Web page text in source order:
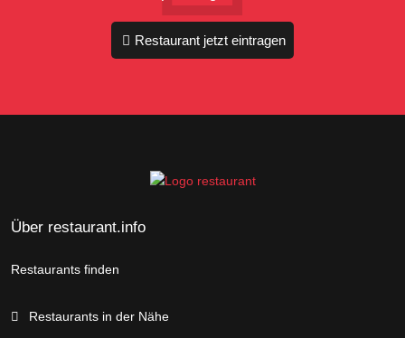
Restaurant jetzt eintragen
Über restaurant.info
Restaurants finden
Restaurants in der Nähe